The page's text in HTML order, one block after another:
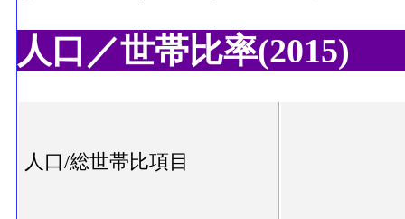
人口／世帯比率(2015)
人口/総世帯比項目